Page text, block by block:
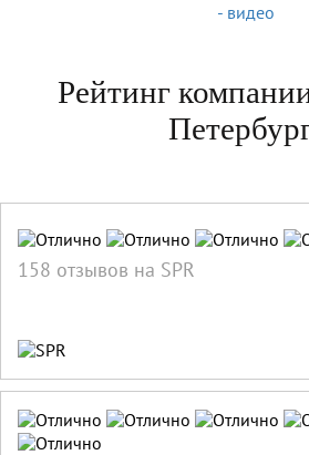
Рейтинг
158 отзывов на SPR